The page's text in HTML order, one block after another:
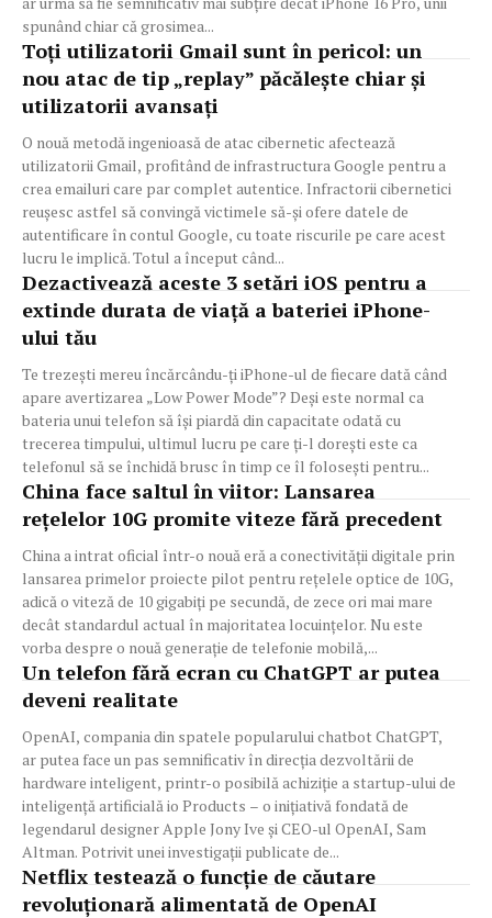
spunând chiar că grosimea...
Toți utilizatorii Gmail sunt în pericol: un
nou atac de tip „replay” păcălește chiar și
utilizatorii avansați
O nouă metodă ingenioasă de atac cibernetic afectează
utilizatorii Gmail, profitând de infrastructura Google pentru a
crea emailuri care par complet autentice. Infractorii cibernetici
reușesc astfel să convingă victimele să-și ofere datele de
autentificare în contul Google, cu toate riscurile pe care acest
lucru le implică. Totul a început când...
Dezactivează aceste 3 setări iOS pentru a
extinde durata de viață a bateriei iPhone-
ului tău
Te trezești mereu încărcându-ți iPhone-ul de fiecare dată când
apare avertizarea „Low Power Mode”? Deși este normal ca
bateria unui telefon să își piardă din capacitate odată cu
trecerea timpului, ultimul lucru pe care ți-l dorești este ca
telefonul să se închidă brusc în timp ce îl folosești pentru...
China face saltul în viitor: Lansarea
rețelelor 10G promite viteze fără precedent
China a intrat oficial într-o nouă eră a conectivității digitale prin
lansarea primelor proiecte pilot pentru rețelele optice de 10G,
adică o viteză de 10 gigabiți pe secundă, de zece ori mai mare
decât standardul actual în majoritatea locuințelor. Nu este
vorba despre o nouă generație de telefonie mobilă,...
Un telefon fără ecran cu ChatGPT ar putea
deveni realitate
OpenAI, compania din spatele popularului chatbot ChatGPT,
ar putea face un pas semnificativ în direcția dezvoltării de
hardware inteligent, printr-o posibilă achiziție a startup-ului de
inteligență artificială io Products – o inițiativă fondată de
legendarul designer Apple Jony Ive și CEO-ul OpenAI, Sam
Altman. Potrivit unei investigații publicate de...
Netflix testează o funcție de căutare
revoluționară alimentată de OpenAI